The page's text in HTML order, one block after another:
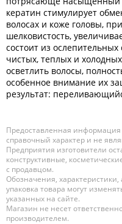
кератин стимулирует
волосах и коже головы,
шелковистость,
состоит из
чистых, теплых и
осветлить волосы,
особенное внимание их
результат:
Предоставленная
справочный характер и не
Предприятия изготовители
конструктивные,
с продавцом.
Обозначения,
упаковка товара могут
указанных на сайте.
Магазин не несет
производителем.